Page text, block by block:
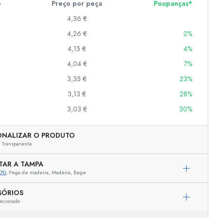
Preço por peça
Poupanças*
4,36 €
4,26 €
2%
4,15 €
4%
4,04 €
7%
3,35 €
23%
3,13 €
28%
3,03 € 30%
O PRODUTO
Transparente
A TAMPA
, Pega de madeira, Madeira, Bege